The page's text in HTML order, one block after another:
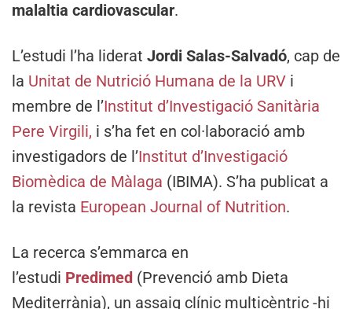
malaltia cardiovascular.
L’estudi l’ha liderat Jordi Salas-Salvadó, cap de
la Unitat de Nutrició Humana de la URV i
membre de l’Institut d’Investigació Sanitària
Pere Virgili, i s’ha fet en col·laboració amb
investigadors de l’Institut d’Investigació
Biomèdica de Màlaga (IBIMA). S’ha publicat a
la revista European Journal of Nutrition.
La recerca s’emmarca en
l’estudi Predimed (Prevenció amb Dieta
Mediterrània), un assaig clínic multicèntric -hi